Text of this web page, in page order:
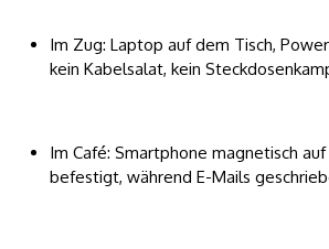
Im Zug: Laptop auf dem Tisch,
kein Kabelsalat, kein
Im Café: Smartphone magnetisch
befestigt, während E-Mails